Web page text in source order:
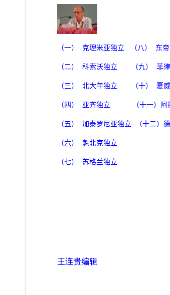
（一） 克理米亚独立 （八）
东
（二）
科索沃独立 （九）
菲
（三）
北大年独立 （十）
夏
（四）
亚齐独立 （十一）阿拉
（五）
加泰罗尼亚独立 （十二）
（六）
魁北克独立
（七）
苏格兰独立
王连贵编辑